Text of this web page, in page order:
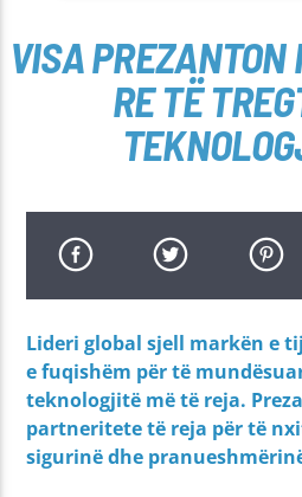
VISA
RE TË
Lideri global sjell markën e
e fuqishëm për të
teknologjitë më të reja.
partneritete të reja për të
sigurinë dhe